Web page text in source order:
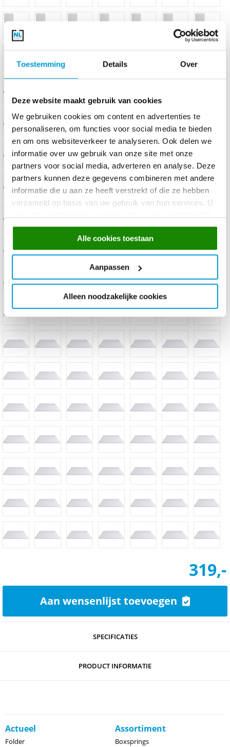
Toestemming Details Over
Deze website maakt gebruik van cookies
We gebruiken cookies om content en advertenties te
personaliseren, om functies voor social media te bieden
en om ons websiteverkeer te analyseren. Ook delen we
informatie over uw gebruik van onze site met onze
partners voor social media, adverteren en analyse. Deze
partners kunnen deze gegevens combineren met andere
informatie die u aan ze heeft verstrekt of die ze hebben
verzameld op basis van uw gebruik van hun services. U
gebruiken.
Alle cookies toestaan
Aanpassen
Alleen noodzakelijke cookies
319,-
Aan wensenlijst toevoegen
SPECIFICATIES
PRODUCT INFORMATIE
Actueel
Folder
Assortiment
Boxsprings